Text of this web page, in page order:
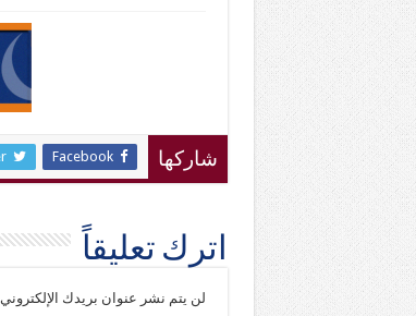
شاركها Facebook
اترك تعليقاً
لن يتم نشر عنوان بريدك